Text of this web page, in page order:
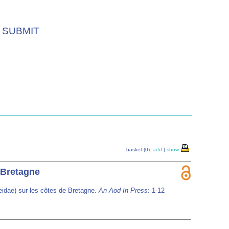
SUBMIT
basket (0): add | show
sur les côtes de Bretagne.An Aod In Press: 1-12